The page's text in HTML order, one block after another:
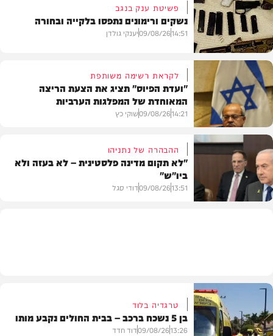
משטרה
פשיטת ענק בנגב
נשקים ורימונים נתפסו בלקייה ובחורה
14:51
09/08/26יענקי גולדן
פוליטי
לקראת רשימה משותפת
"ועדת הפיוס" תציג את הצעת הריצה
המאוחדת של המפלגות הערביות
14:21
09/08/26שוקי כץ
ההבהרה של נתניהו
"לא תקום מדינה פלסטינית – לא בעזה ולא
ביו"ש"
13:51
09/08/26דודי סגל
טרגדיה בלוד
בן 5 נשכח ברכב – בבית החולים נקבע מותו
13:26
09/08/26דוד חדד